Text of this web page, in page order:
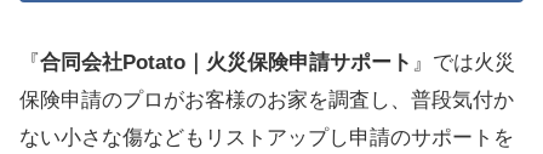
『合同会社Potato｜火災保険申請サポート 』では火災
保険申請のプロがお客様のお家を調査し、普段気付か
ない小さな傷などもリストアップし申請のサポートを